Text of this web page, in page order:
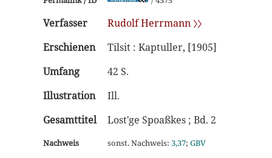
Verfasser
Rudolf Herrmann 〉〉
Erschienen
Tilsit : Kaptuller, [1905]
Umfang
42 S.
Illustration
Ill.
Gesamttitel
Lost'ge Spoaßkes ; Bd. 2
Nachweis sonst. Nachweis: 3,37; GBV